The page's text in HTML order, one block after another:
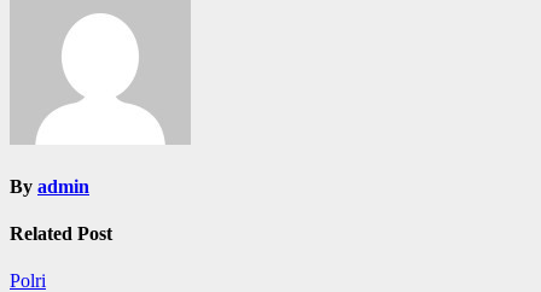
By admin
Related Post
Polri